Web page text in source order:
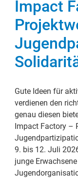
Impact
Gute Ideen für
verdienen den
genau diesen
Impact Factory –
9. bis 12. Juli
junge